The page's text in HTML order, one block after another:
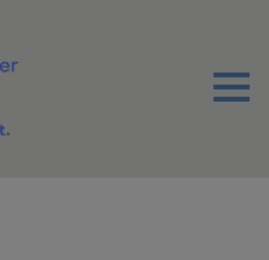
Menu